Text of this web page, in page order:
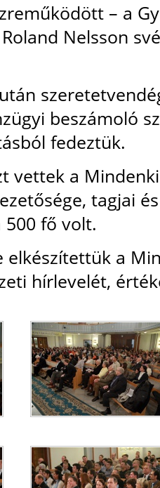
– a
Nelsson
beszámoló
fedeztük.
vettek a
tagjai
500 fő volt.
elkészítettük a
hírlevelét,